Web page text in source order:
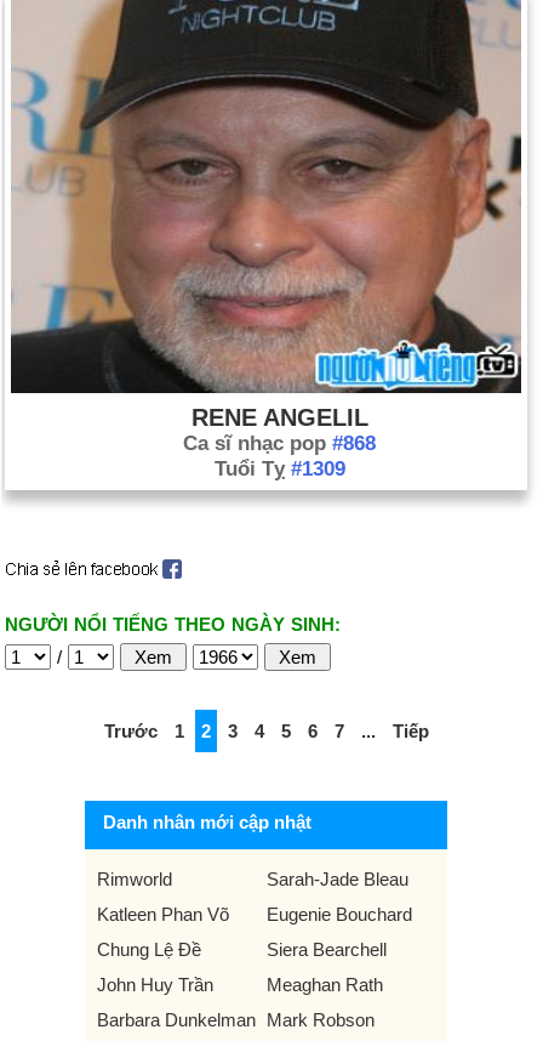
RENE ANGELIL
Ca sĩ nhạc pop #868
Tuổi Tỵ #1309
NGƯỜI NỔI TIẾNG THEO NGÀY SINH:
/
Trước 1 2 3 4 5 6 7 ... Tiếp
Danh nhân mới cập nhật
Rimworld
Sarah-Jade Bleau
Katleen Phan Võ
Eugenie Bouchard
Chung Lệ Đề
Siera Bearchell
John Huy Trần
Meaghan Rath
Barbara Dunkelman Mark Robson